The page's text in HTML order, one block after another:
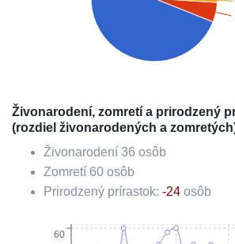
Živonarodení, zomretí a prirodzený
(rozdiel živonarodených a
Živonarodení 36 osôb
Zomretí 60 osôb
Prirodzený prírastok: -24 osôb
60